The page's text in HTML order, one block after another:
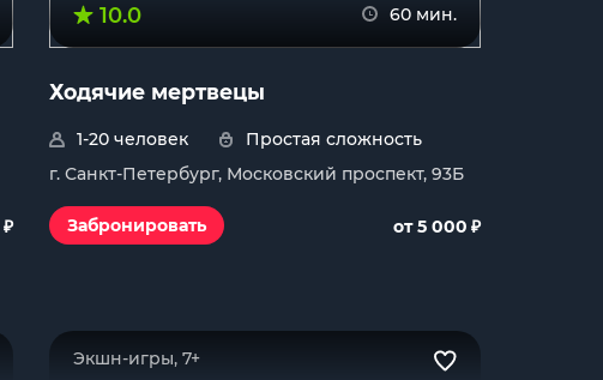
₽
10.0 60 мин.
Ходячие мертвецы
1-20 человек
Простая сложность
г. Санкт-Петербург, Московский проспект, 93Б
Забронировать от 5 000 ₽
Экшн-игры, 7+